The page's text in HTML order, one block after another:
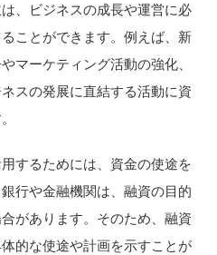
、ビジネスの成長や運営に必
ことができます。例えば、新
マーケティング活動の強化、
スの発展に直結する活動に資
するためには、資金の使途を
行や金融機関は、融資の目的
があります。そのため、融資
的な使途や計画を示すことが